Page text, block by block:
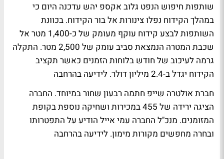
שותפות חיפוש הנפט גלוב אקספ יהש עדכנה היום כי
במהלך הקידוח נפלו צינורות אל בור הקידוח. בכוונת
השותפות לבצע קידוח עוקף מעומק של כ-1,400 מטר אל
שכבת המטרה הנמצאת סביב עומק של 2,500 מטר. התקלה
גרמה לעיכוב של חודש בלוחות הזמנים כאשר תקציב
הקידוח יגדל ב-2.4 מיליון דולר.
לידיעה בהרחבה
חברת אולטרה שייפ חתמה רבעון שחור במיוחד. החברה
הציגה ירידה של 455 במכירות ושחיקה נוספת בקופת
המזומנים. מנכ"ל החברה עמי אייל הודיע על התפטרותו
ובחרה מחפשים מקורות מימון. לידיעה בהרחבה